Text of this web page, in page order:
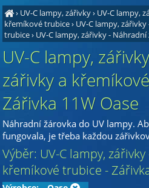
› UV-C lampy, zářivky› UV-C lampy,
křemíkové trubice› UV-C lampy,
trubice› UV-C lampy, zářivky -
UV-C lampy,
zářivky a
Zářivka 11W Oase
Náhradní žárovka do UV lampy.
fungovala, je třeba každou
Výběr: UV-C lampy,
křemíkové trubice -